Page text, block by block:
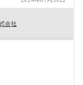
変。
会社